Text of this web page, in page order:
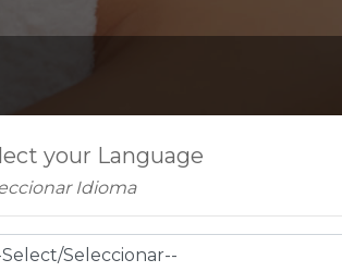
your Language
Idioma